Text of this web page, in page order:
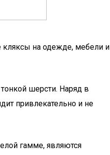
на одежде, мебели и
шерсти. Наряд в
привлекательно и не
гамме, являются